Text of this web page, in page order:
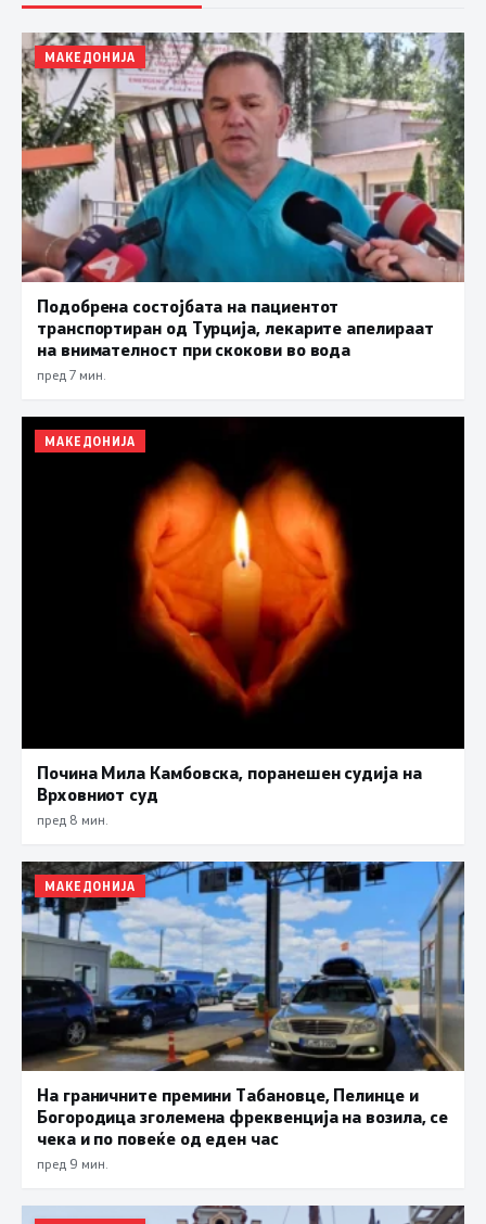
МАКЕДОНИЈА
Подобрена состојбата на пациентот
транспортиран од Турција, лекарите апелираат
на внимателност при скокови во вода
пред 7 мин.
МАКЕДОНИЈА
Почина Мила Камбовска, поранешен судија на
Врховниот суд
пред 8 мин.
МАКЕДОНИЈА
На граничните премини Табановце, Пелинце и
Богородица зголемена фреквенција на возила, се
чека и по повеќе од еден час
пред 9 мин.